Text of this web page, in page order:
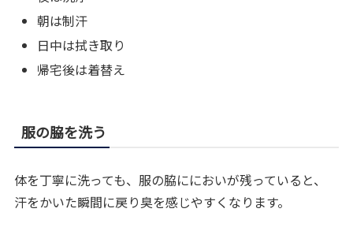
朝は制汗
日中は拭き取り
帰宅後は着替え
服の脇を洗う
体を丁寧に洗っても、服の脇ににおいが残っていると、
汗をかいた瞬間に戻り臭を感じやすくなります。